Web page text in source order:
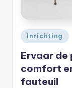
Geplaatst
in
Inrichting
Ervaar
comfort
fauteuil